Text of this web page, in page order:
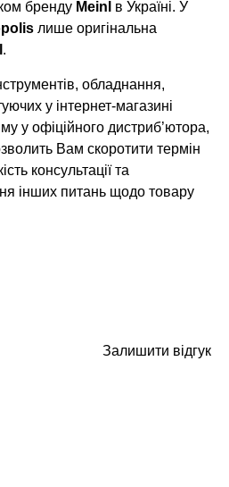
бренду Meinl в Україні. У
лише оригінальна
.
обладнання,
у інтернет-магазині
у офіційного дистриб’ютора,
Вам скоротити термін
консультації та
інших питань щодо товару
Залишити відгук